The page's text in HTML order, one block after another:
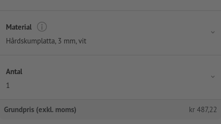
Material
Hårdskumplatta, 3 mm, vit
Antal
1
Grundpris (exkl. moms) kr 487,22